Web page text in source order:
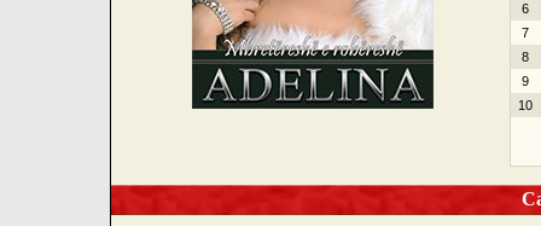
6
7
8
9
10